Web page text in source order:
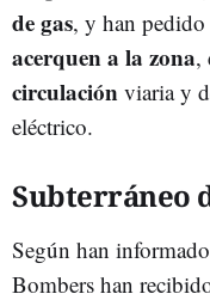
de gas, y han
acerquen a la zona,
circulación viaria y
eléctrico.
Subterráneo
Según han
Bombers han